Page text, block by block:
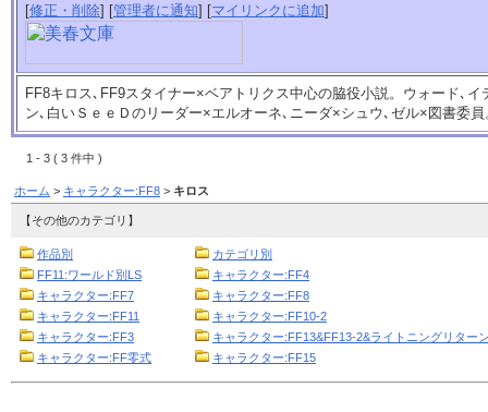
[修正・削除] [管理者に通知] [マイリンクに追加]
FF8キロス､FF9スタイナー×ベアトリクス中心の脇役小説。ウォード､
ン､白いＳｅｅＤのリーダー×エルオーネ､ニーダ×シュウ､ゼル×図書委
1 - 3 ( 3 件中 )
ホーム > キャラクター:FF8 > キロス
【その他のカテゴリ】
作品別
カテゴリ別
FF11:ワールド別LS
キャラクター:FF4
キャラクター:FF7
キャラクター:FF8
キャラクター:FF11
キャラクター:FF10-2
キャラクター:FF3
キャラクター:FF13&FF13-2&ライトニングリター
キャラクター:FF零式
キャラクター:FF15